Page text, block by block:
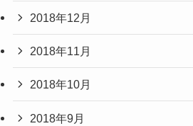
2018年12月
2018年11月
2018年10月
2018年9月